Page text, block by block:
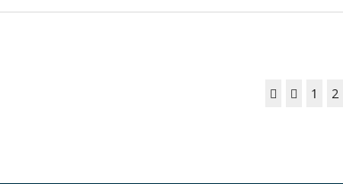
1
2